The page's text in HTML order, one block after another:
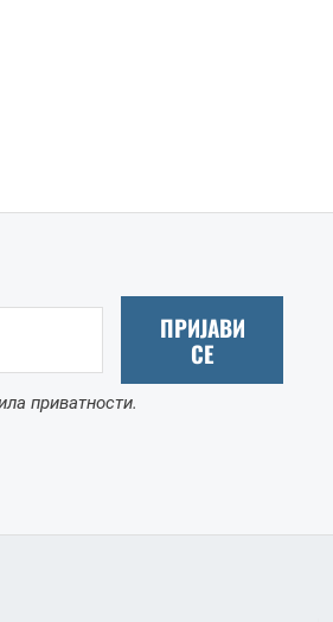
ПРИЈАВИ
СЕ
приватности.